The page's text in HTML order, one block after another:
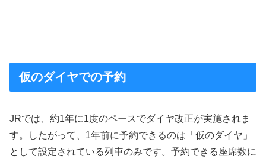
仮のダイヤでの予約
JRでは、約1年に1度のペースでダイヤ改正が実施されま
す。したがって、1年前に予約できるのは「仮のダイヤ」
として設定されている列車のみです。予約できる座席数に